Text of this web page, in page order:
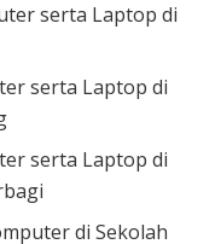
serta Laptop di
serta Laptop di
serta Laptop di
di Sekolah